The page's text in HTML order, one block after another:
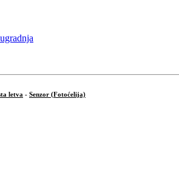
letva - Senzor (Fotoćelija)